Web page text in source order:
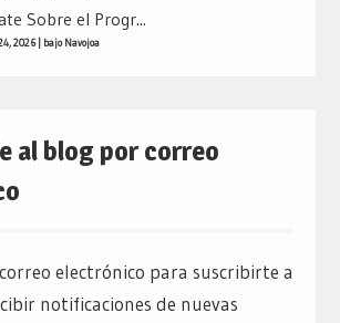
Sobre el Progr...
2026| bajo Navojoa
al blog por correo
electrónico para suscribirte a
notificaciones de nuevas